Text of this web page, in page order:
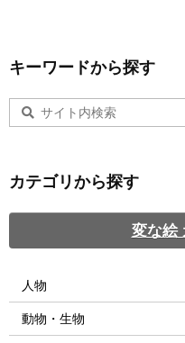
キーワードから探す
カテゴリから探す
変な絵
人物
動物・生物